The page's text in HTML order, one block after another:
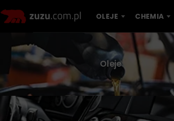
OLEJE CHEMIA
Oleje